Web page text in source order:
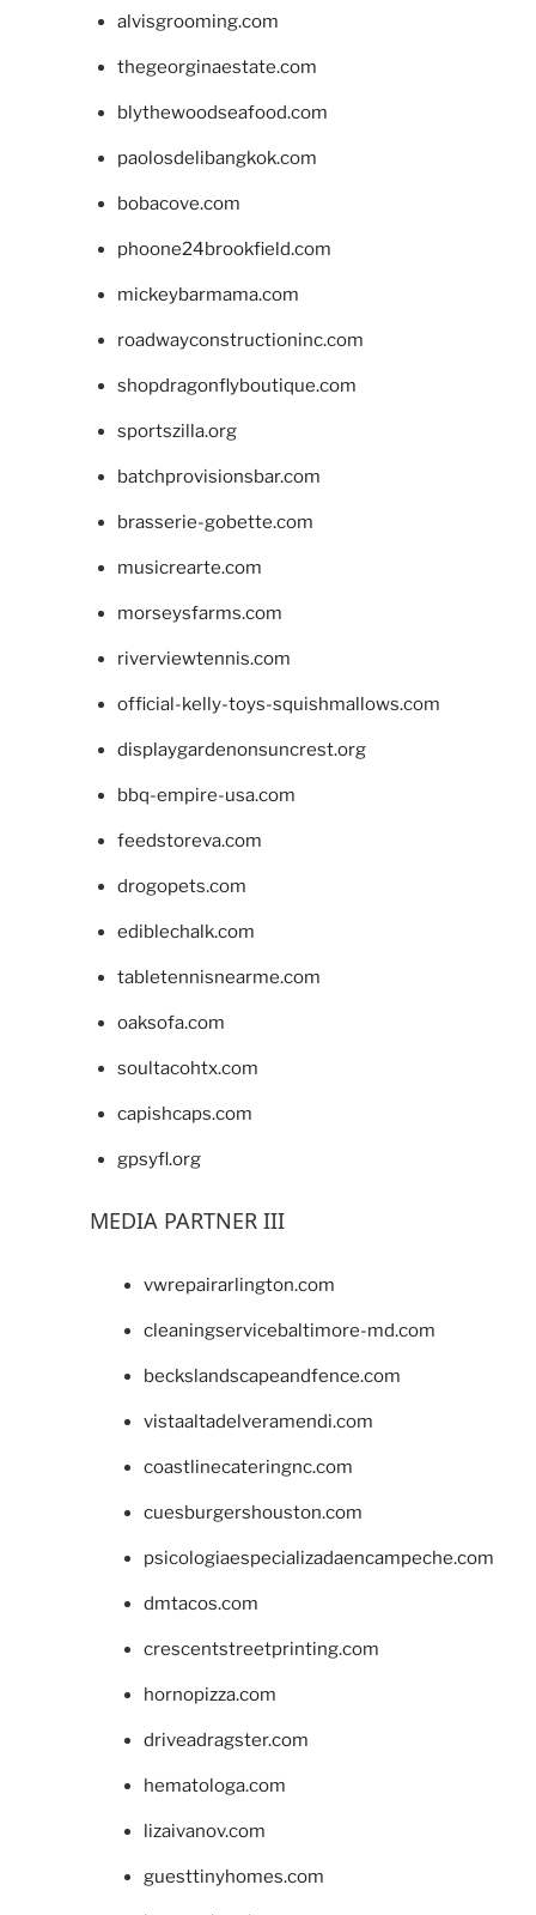
alvisgrooming.com
thegeorginaestate.com
blythewoodseafood.com
paolosdelibangkok.com
bobacove.com
phoone24brookfield.com
mickeybarmama.com
roadwayconstructioninc.com
shopdragonflyboutique.com
sportszilla.org
batchprovisionsbar.com
brasserie-gobette.com
musicrearte.com
morseysfarms.com
riverviewtennis.com
official-kelly-toys-squishmallows.com
displaygardenonsuncrest.org
bbq-empire-usa.com
feedstoreva.com
drogopets.com
ediblechalk.com
tabletennisnearme.com
oaksofa.com
soultacohtx.com
capishcaps.com
gpsyfl.org
MEDIA PARTNER III
vwrepairarlington.com
cleaningservicebaltimore-md.com
beckslandscapeandfence.com
vistaaltadelveramendi.com
coastlinecateringnc.com
cuesburgershouston.com
psicologiaespecializadaencampeche.com
dmtacos.com
crescentstreetprinting.com
hornopizza.com
driveadragster.com
hematologa.com
lizaivanov.com
guesttinyhomes.com